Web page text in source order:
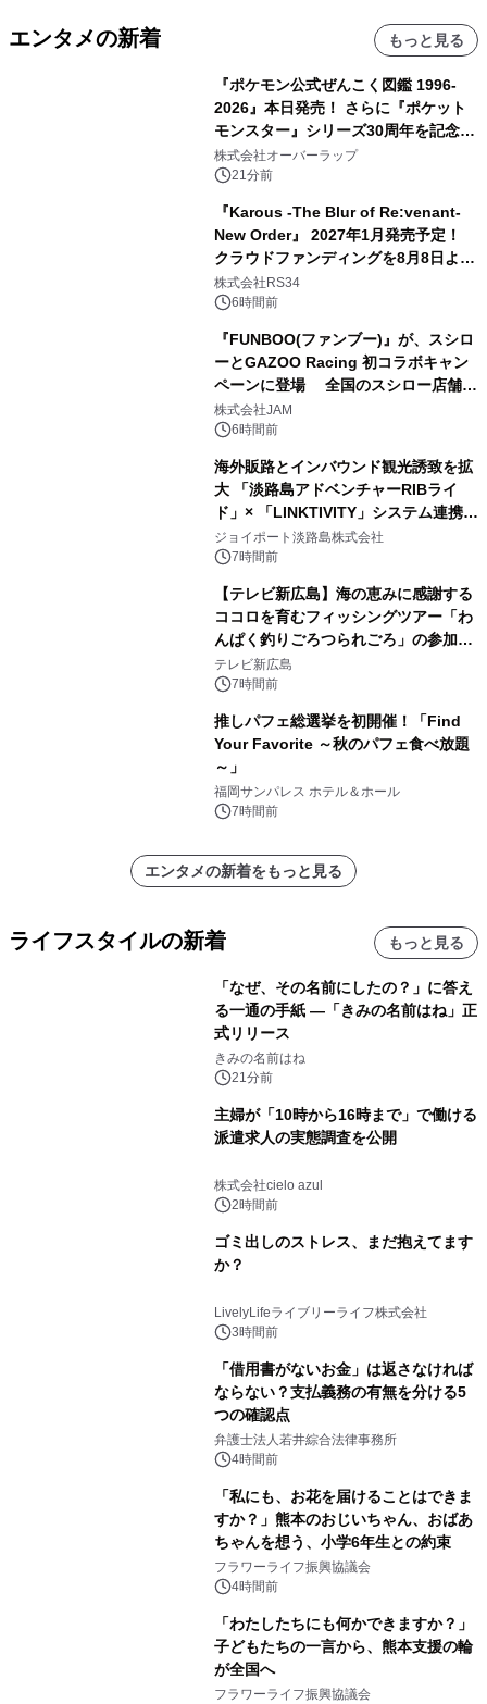
エンタメの新着 もっと見る
『ポケモン公式ぜんこく図鑑 1996-
2026』本日発売！ さらに『ポケット
モンスター』シリーズ30周年を記念し
た画集『ポケットモンスター ビジュア
ルアートブック』の発売決定！ 2026
株式会社オーバーラップ
21分前
『Karous -The Blur of Re:venant-
New Order』 2027年1月発売予定！
クラウドファンディングを8月8日より
開始
株式会社RS34
6時間前
『FUNBOO(ファンブー)』が、スシロ
ーとGAZOO Racing 初コラボキャン
ペーンに登場 全国のスシロー店舗で
GR 4車種の FUNBOO(ミニカー)付き
メニューが展開されます
株式会社JAM
6時間前
海外販路とインバウンド観光誘致を拡
大 「淡路島アドベンチャーRIBライ
ド」× 「LINKTIVITY」システム連携を
開始！
ジョイポート淡路島株式会社
7時間前
【テレビ新広島】海の恵みに感謝する
ココロを育むフィッシングツアー「わ
んぱく釣りごろつられごろ」の参加小
学生を募集
テレビ新広島
7時間前
推しパフェ総選挙を初開催！「Find
Your Favorite ～秋のパフェ食べ放題
～」
福岡サンパレス ホテル＆ホール
7時間前
エンタメの新着をもっと見る
ライフスタイルの新着 もっと見る
「なぜ、その名前にしたの？」に答え
る一通の手紙 ―「きみの名前はね」正
式リリース
きみの名前はね
21分前
主婦が「10時から16時まで」で働ける
派遣求人の実態調査を公開
株式会社cielo azul
2時間前
ゴミ出しのストレス、まだ抱えてます
か？
LivelyLifeライブリーライフ株式会社
3時間前
「借用書がないお金」は返さなければ
ならない？支払義務の有無を分ける5
つの確認点
弁護士法人若井綜合法律事務所
4時間前
「私にも、お花を届けることはできま
すか？」熊本のおじいちゃん、おばあ
ちゃんを想う、小学6年生との約束
フラワーライフ振興協議会
4時間前
「わたしたちにも何かできますか？」
子どもたちの一言から、熊本支援の輪
が全国へ
フラワーライフ振興協議会